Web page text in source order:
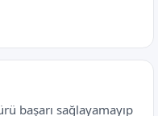
başarı sağlayamayıp